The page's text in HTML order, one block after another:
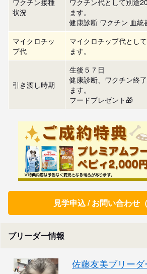
ワクチン接種
状況
ワクチン代として別途
ます。
健康診断 ワクチン 血統
マイクロチッ
プ代
マイクロチップ代とし
ます。
引き渡し時期
生後５７日
健康診断、ワクチン終
ます。
フードプレゼント🎁
見学申込 / お問い合わせ
ブリーダー情報
佐藤友美ブリーダ